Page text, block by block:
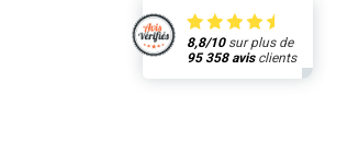
8,8/10sur plus de
95 358 avisclients